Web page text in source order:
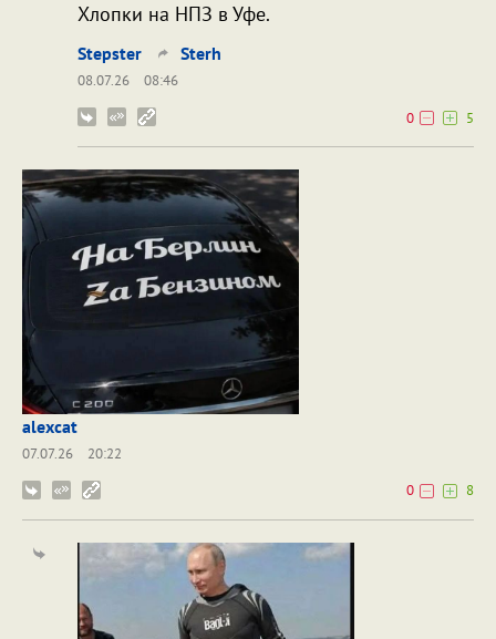
Хлопки на НПЗ в Уфе.
Stepster Sterh
08.07.26
08:46
0
5
alexcat
07.07.26
20:22
0
8